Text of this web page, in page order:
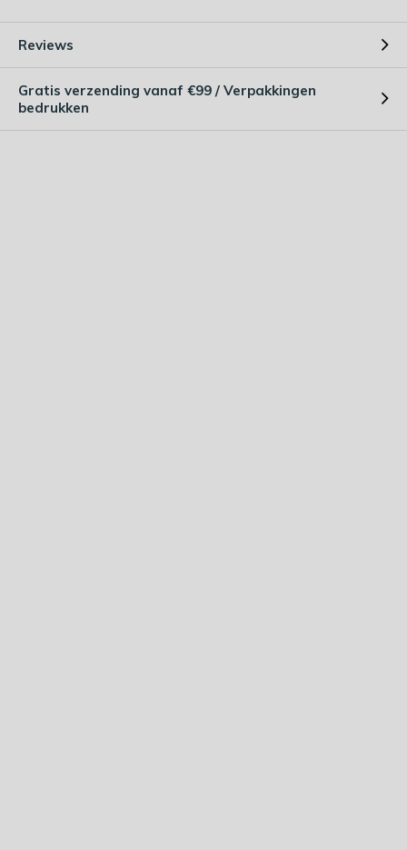
Reviews
Gratis verzending vanaf €99 / Verpakkingen
bedrukken